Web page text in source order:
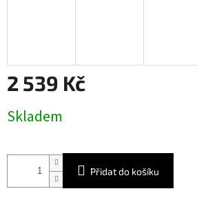
2 539 Kč
cena:
Skladem
Přidat do košíku